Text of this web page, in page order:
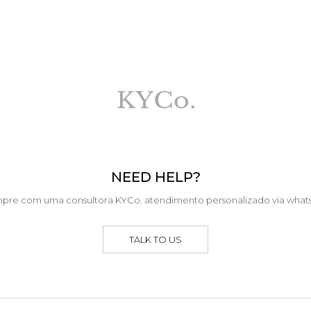
NEED HELP?
com uma consultora KYCo. atendimento personalizado via
TALK TO US